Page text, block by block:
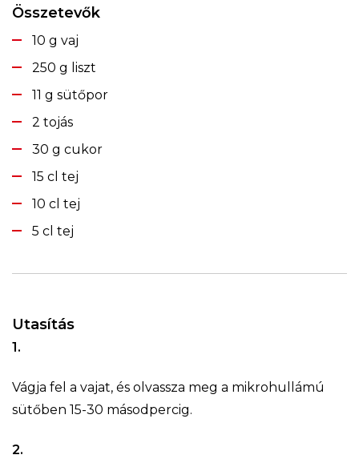
Összetevők
10 g vaj
250 g liszt
11 g sütőpor
2 tojás
30 g cukor
15 cl tej
10 cl tej
5 cl tej
Utasítás
1.
Vágja fel a vajat, és olvassza meg a mikrohullámú
sütőben 15-30 másodpercig.
2.